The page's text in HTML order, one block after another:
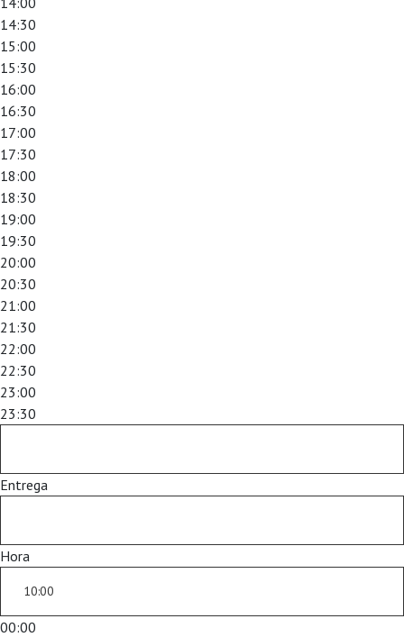
14:30
15:00
15:30
16:00
16:30
17:00
17:30
18:00
18:30
19:00
19:30
20:00
20:30
21:00
21:30
22:00
22:30
23:00
23:30
Entrega
Hora
00:00